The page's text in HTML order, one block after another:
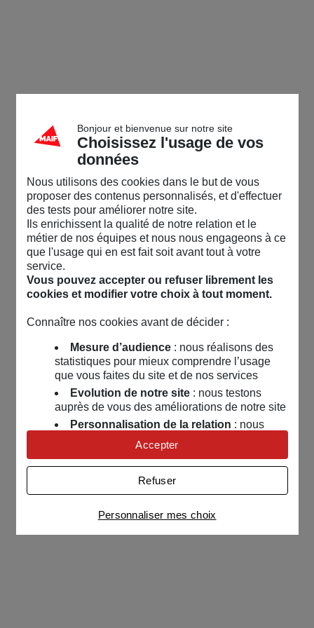
Bonjour et bienvenue sur notre site
Choisissez l'usage de vos
données
Nous utilisons des cookies dans le but de vous
proposer des contenus personnalisés, et d'effectuer
des tests pour améliorer notre site.
Ils enrichissent la qualité de notre relation et le
métier de nos équipes et nous nous engageons à ce
que l'usage qui en est fait soit avant tout à votre
service.
Vous pouvez accepter ou refuser librement les
cookies et modifier votre choix à tout moment.
Connaître nos cookies avant de décider :
Mesure d’audience: nous réalisons des
statistiques pour mieux comprendre l’usage
que vous faites du site et de nos services
Evolution de notre site: nous testons
auprès de vous des améliorations de notre site
Personnalisation de la relation : nous
nous servons de cookies pour adapter nos
contenus et personnaliser nos offres
Univers publicitaire: nous utilisons avec
nos partenaires des cookies pour afficher des
publicités personnalisées
Connaître notre politique cookies et la liste de nos
partenaires
Personnaliser mes choix
Refuser
Accepter